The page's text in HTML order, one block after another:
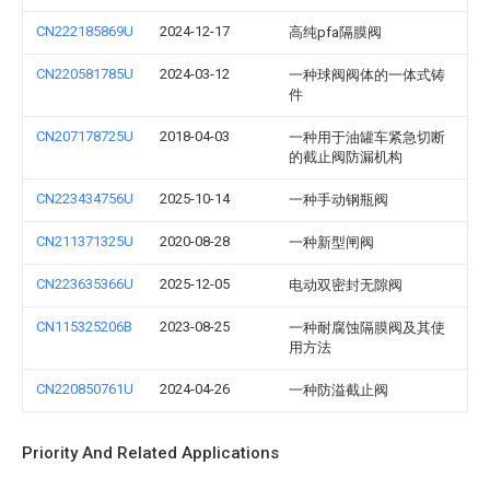
CN222185869U 2024-12-17 高纯pfa隔膜阀
CN220581785U 2024-03-12
一种球阀阀体的一体式铸
件
CN207178725U 2018-04-03
一种用于油罐车紧急切断
的截止阀防漏机构
CN223434756U 2025-10-14 一种手动钢瓶阀
CN211371325U 2020-08-28 一种新型闸阀
CN223635366U 2025-12-05 电动双密封无隙阀
CN115325206B 2023-08-25
一种耐腐蚀隔膜阀及其使
用方法
CN220850761U 2024-04-26 一种防溢截止阀
Priority And Related Applications